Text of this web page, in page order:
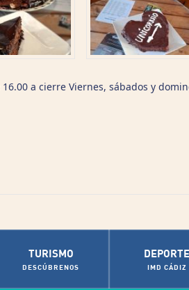
a cierre Viernes, sábados y
TURISMO
DESCÚBRENOS
DEPORTE
IMD CÁDIZ